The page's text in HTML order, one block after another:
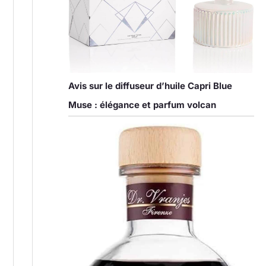
Avis sur le diffuseur d’huile Capri Blue
Muse : élégance et parfum volcan